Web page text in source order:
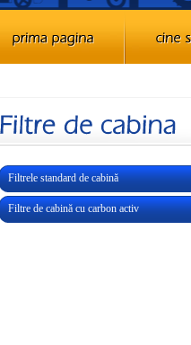
Filtrele standard de cabină
Filtre de cabină cu carbon activ